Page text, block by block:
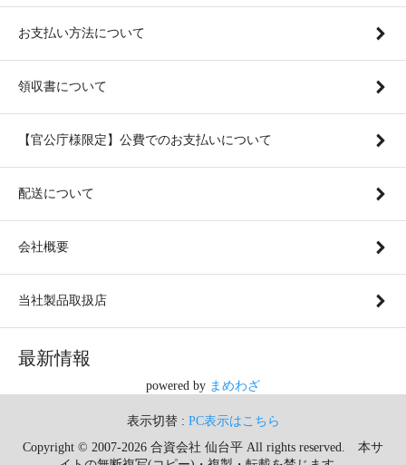
お支払い方法について
領収書について
【官公庁様限定】公費でのお支払いについて
配送について
会社概要
当社製品取扱店
最新情報
powered by まめわざ
表示切替 : PC表示はこちら
Copyright © 2007-2026 合資会社 仙台平 All rights reserved. 本サ